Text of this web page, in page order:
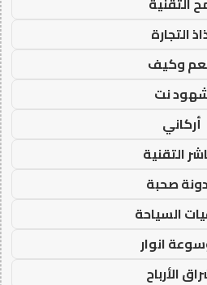
التجارة
وكيف
نت
أركاني
التقنية
صحبة
السياحة
انوار
الأرباح